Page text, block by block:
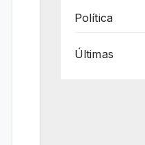
Política
Últimas